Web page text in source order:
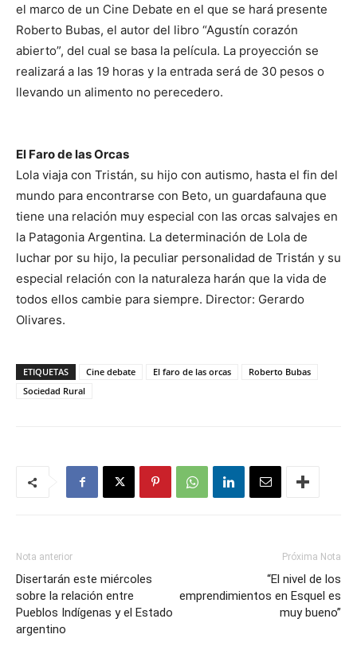
el marco de un Cine Debate en el que se hará presente
Roberto Bubas, el autor del libro “Agustín corazón
abierto”, del cual se basa la película. La proyección se
realizará a las 19 horas y la entrada será de 30 pesos o
llevando un alimento no perecedero.
El Faro de las Orcas
Lola viaja con Tristán, su hijo con autismo, hasta el fin del
mundo para encontrarse con Beto, un guardafauna que
tiene una relación muy especial con las orcas salvajes en
la Patagonia Argentina. La determinación de Lola de
luchar por su hijo, la peculiar personalidad de Tristán y su
especial relación con la naturaleza harán que la vida de
todos ellos cambie para siempre. Director: Gerardo
Olivares.
ETIQUETAS Cine debate El faro de las orcas
Roberto Bubas
Sociedad Rural
Nota anterior
Disertarán este miércoles
sobre la relación entre
Pueblos Indígenas y el Estado
argentino
Próxima Nota
“El nivel de los
emprendimientos en Esquel es
muy bueno”